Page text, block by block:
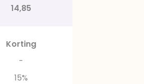
14,85
Korting
-
15%